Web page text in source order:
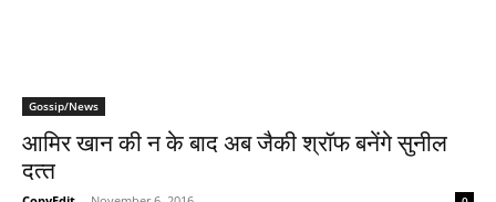
Gossip/News
आमिर खान की न के बाद अब जैकी श्रॉफ बनेंगे सुनील
दत्‍त